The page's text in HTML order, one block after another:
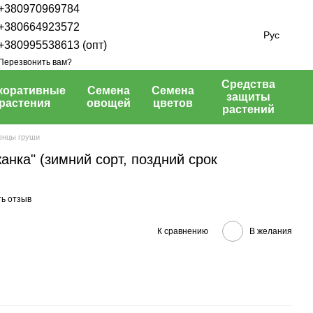
(опт)
вам?
Рус
растения
Семена
овощей
Семена
цветов
Средства
защиты
растений
груши
(зимний сорт, поздний срок
отзыв
К сравнению В желания